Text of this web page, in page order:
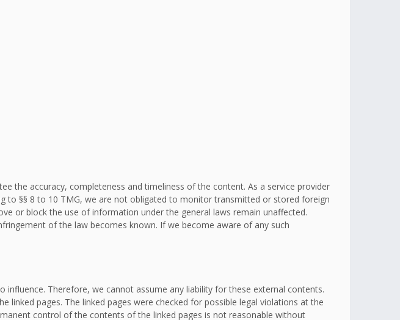
the accuracy, completeness and timeliness of the content. As a service provider
to §§ 8 to 10 TMG, we are not obligated to monitor transmitted or stored foreign
or block the use of information under the general laws remain unaffected.
of the law becomes known. If we become aware of any such
Therefore, we cannot assume any liability for these external contents.
pages. The linked pages were checked for possible legal violations at the
control of the contents of the linked pages is not reasonable without